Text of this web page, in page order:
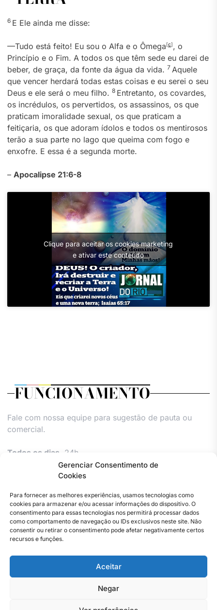
Gerenciar Consentimento de
Cookies
Para fornecer as melhores experiências, usamos tecnologias como
cookies para armazenar e/ou acessar informações do dispositivo. O
consentimento para essas tecnologias nos permitirá processar dados
como comportamento de navegação ou IDs exclusivos neste site. Não
consentir ou retirar o consentimento pode afetar negativamente certos
recursos e funções.
Aceitar
Negar
6 E Ele ainda me disse:
—Tudo está feito! Eu sou o Alfa e o Ômega[c], o
Princípio e o Fim. A todos os que têm sede eu darei de
beber, de graça, da fonte da água da vida. 7 Aquele
que vencer herdará todas estas coisas e eu serei o seu
Deus e ele será o meu filho. 8 Entretanto, os covardes,
os incrédulos, os pervertidos, os assassinos, os que
praticam imoralidade sexual, os que praticam a
feitiçaria, os que adoram ídolos e todos os mentirosos
terão a sua parte no lago que queima com fogo e
enxofre. E essa é a segunda morte.
– Apocalipse 21:6-8
Clique para aceitar os cookies marketing
e ativar este conteúdo
FUNCIONAMENTO
Fale com nossa equipe para sugestão de pauta ou
comercial.
Todos os dias, 24h.
Facebook
Instagram
TwitterYoutube
contato
Privacidade
–
Jornal
de
cookiescookiescookies
Copyright © 2023 . Todos os direitos reservados. Webmaster
By Total Pro Designer.